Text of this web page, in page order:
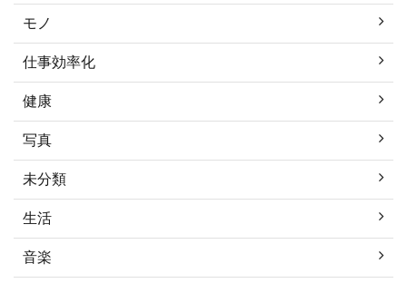
モノ
仕事効率化
健康
写真
未分類
生活
音楽